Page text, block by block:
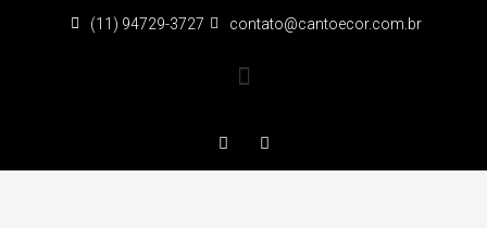
(11) 94729-3727 contato@cantoecor.com.br